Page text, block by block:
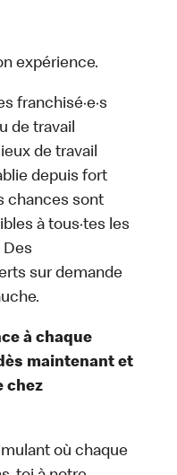
expérience.
franchisé·e·s
de travail
de travail
depuis fort
chances sont
à tous·tes les
Des
sur demande
à chaque
maintenant et
chez
où chaque